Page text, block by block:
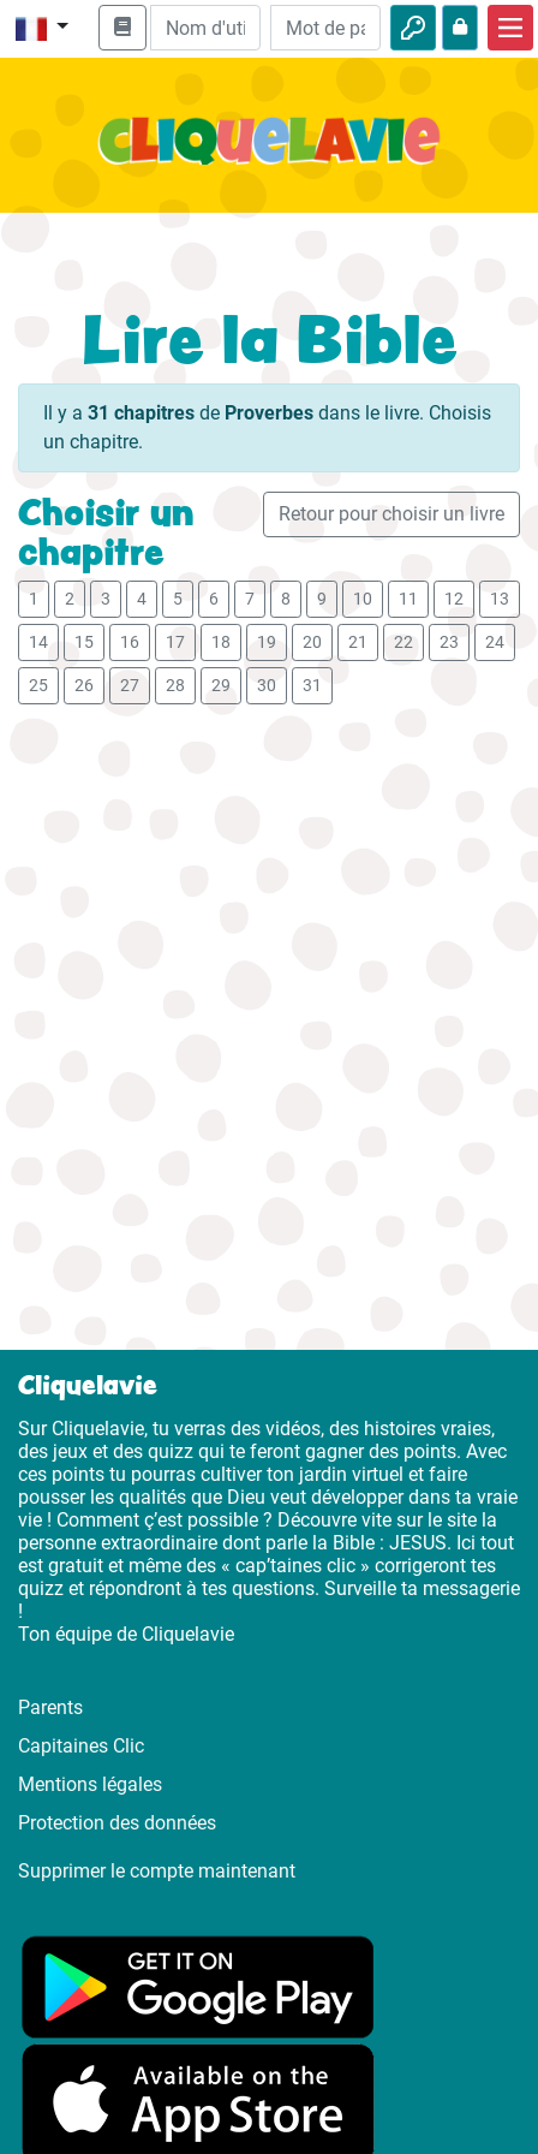
Enseignement biblique
Aventures
Loisirs
Lire la Bible
Il y a 31 chapitres de Proverbes dans le livre. Choisis
un chapitre.
Retour pour choisir un livre
Choisir un
chapitre
1 2 3 4 5 6 7 8 9 10 11 12 13
14 15 16 17 18 19 20 21 22 23 24
25 26 27 28 29 30 31
Cliquelavie
Sur Cliquelavie, tu verras des vidéos, des histoires vraies,
des jeux et des quizz qui te feront gagner des points. Avec
ces points tu pourras cultiver ton jardin virtuel et faire
pousser les qualités que Dieu veut développer dans ta vraie
vie ! Comment ç’est possible ? Découvre vite sur le site la
personne extraordinaire dont parle la Bible : JESUS. Ici tout
est gratuit et même des « cap’taines clic » corrigeront tes
quizz et répondront à tes questions. Surveille ta messagerie
!
Ton équipe de Cliquelavie
Parents
Capitaines Clic
Mentions légales
Protection des données
Supprimer le compte maintenant